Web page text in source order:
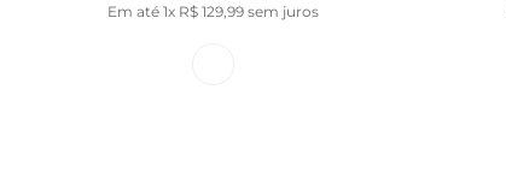
Em até1x R$ 129 ,99 sem juros